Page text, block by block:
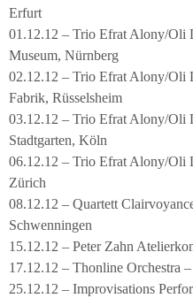
Erfurt
01.12.12 – Trio Efrat Alony/Oli
Museum, Nürnberg
02.12.12 – Trio Efrat Alony/Oli
Fabrik, Rüsselsheim
03.12.12 – Trio Efrat Alony/Oli
Stadtgarten, Köln
06.12.12 – Trio Efrat Alony/Oli
Zürich
08.12.12 – Quartett
Schwenningen
15.12.12 – Peter Zahn
17.12.12 – Thonline Orchestra
25.12.12 – Improvisations